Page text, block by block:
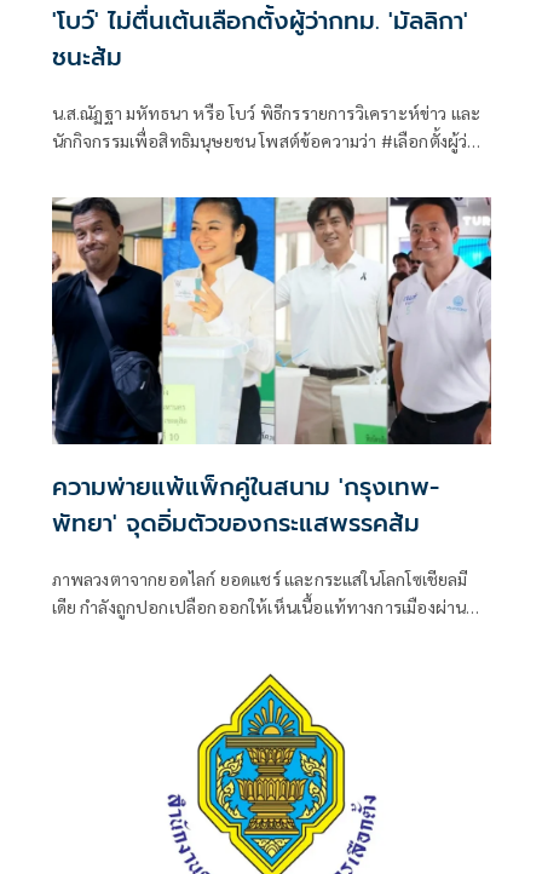
'โบว์' ไม่ตื่นเต้นเลือกตั้งผู้ว่ากทม. 'มัลลิกา'
ชนะส้ม
น.ส.ณัฏฐา มหัทธนา หรือ โบว์ พิธีกรรายการวิเคราะห์ข่าว และ
นักกิจกรรมเพื่อสิทธิมนุษยชน โพสต์ข้อความว่า #เลือกตั้งผู้ว่าก
ความพ่ายแพ้แพ็กคู่ในสนาม 'กรุงเทพ-
พัทยา' จุดอิ่มตัวของกระแสพรรคส้ม
ภาพลวงตาจากยอดไลก์ ยอดแชร์ และกระแสในโลกโซเชียลมี
เดีย กำลังถูกปอกเปลือกออกให้เห็นเนื้อแท้ทางการเมืองผ่านผล